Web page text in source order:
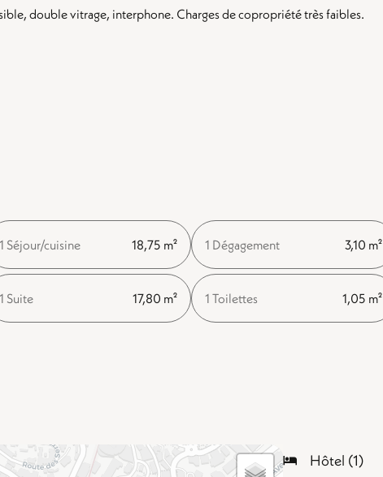
double vitrage, interphone. Charges de copropriété très faibles.
1 Séjour/cuisine 18,75 m² 1 Dégagement 3,10 m²
1 Suite 17,80 m² 1 Toilettes 1,05 m²
Hôtel (1)